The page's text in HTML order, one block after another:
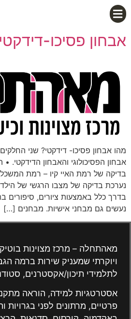
אבחון פסיכו-דידקטי
מהו אבחון פסיכו- דידקטי? שני
אבחון הפסיכולוגי והאבחון הדידקטי. •
בדיקה של רמת האיי קיו – רמת
נערכת בדיקה של מצבו הרגשי של
בדרך כלל באמצעות ציורים, סיפורים
נעשים גם מבחני אישיות. מבחנים […]
מאהתחלה – מרכז מצוינות
ויוקרתי שמעניק שירות ברמה
לתלמידי תיכון/אקסטרנים,
אסטרטגיות למידה, הוראה
פרטיים, מרתונים לפני בגרויות